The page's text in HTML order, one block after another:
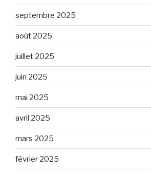
septembre 2025
août 2025
juillet 2025
juin 2025
mai 2025
avril 2025
mars 2025
février 2025